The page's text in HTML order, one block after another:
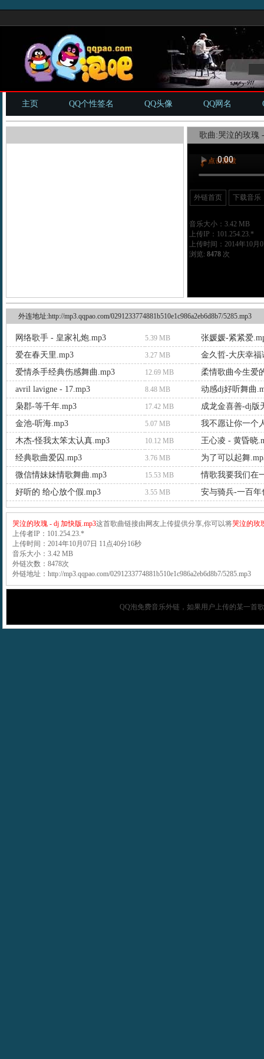
主页 QQ个性签名 QQ头像 QQ网名
歌曲:哭泣的玫瑰
外链首页 下载音乐
音乐大小：3.42 MB
上传IP：101.254.23.*
上传时间：2014年10月
浏览: 8478次
外连地址:http://mp3.qqpao.com/0291233774881b510e1c986a2eb6d8b7/5285.mp3
网络歌手 - 皇家礼炮.mp3 5.39 MB
张媛媛-紧紧爱
爱在春天里.mp3
3.27 MB
金久哲-大庆幸福
爱情杀手经典伤感舞曲.mp3
12.69 MB
柔情歌曲今生爱
avril lavigne - 17.mp3
8.48 MB
动感dj好听舞曲
枭郡-等千年.mp3
17.42 MB
成龙金喜善-dj版
金池-听海.mp3
5.07 MB
我不愿让你一个
木杰-怪我太笨太认真.mp3
10.12 MB
王心凌 - 黄昏晓
经典歌曲爱囚.mp3
3.76 MB
为了可以起舞
微信情妹妹情歌舞曲.mp3
15.53 MB
情歌我要我们在
好听的 给心放个假.mp3
3.55 MB 安与骑兵-一百年
哭泣的玫瑰 - dj 加快版.mp3这首歌曲链接由网友上传提供分享,你可以将哭泣的玫
上传者IP：101.254.23.*
上传时间：2014年10月07日 11点40分16秒
音乐大小：3.42 MB
外链次数：8478次
外链地址：http://mp3.qqpao.com/0291233774881b510e1c986a2eb6d8b7/5285.mp3
QQ泡免费音乐外链，如果用户上传的某一首